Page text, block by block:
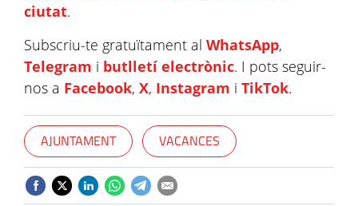
ciutat.
Subscriu-te gratuïtament al WhatsApp,
Telegram i butlletí electrònic. I pots seguir-
nos a Facebook, X, Instagram i TikTok.
AJUNTAMENT VACANCES